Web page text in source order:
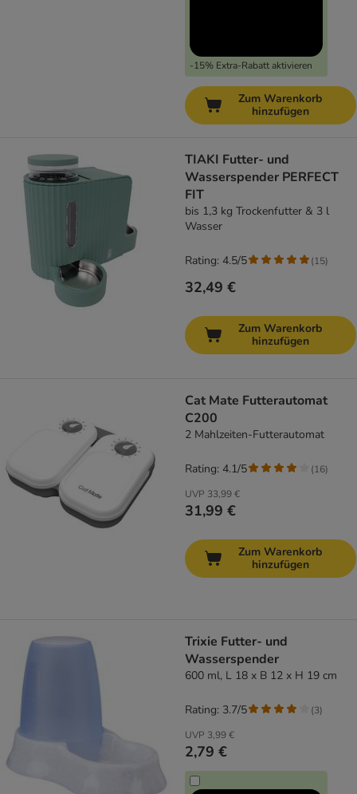
-15% Extra-Rabatt aktivieren
Zum Warenkorb
hinzufügen
TIAKI Futter- und
Wasserspender PERFECT
FIT
bis 1,3 kg Trockenfutter & 3 l
Wasser
32,49 €
Rating: 4.5/5 (15)
Zum Warenkorb
hinzufügen
Cat Mate Futterautomat
C200
2 Mahlzeiten-Futterautomat
UVP 33,99 €
31,99 €
Rating: 4.1/5 (16)
Zum Warenkorb
hinzufügen
Trixie Futter- und
Wasserspender
600 ml, L 18 x B 12 x H 19 cm
UVP 3,99 €
2,79 €
Rating: 3.7/5 (3)